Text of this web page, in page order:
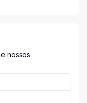
nossos